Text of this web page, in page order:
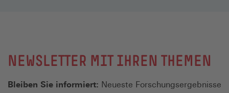
NEWSLETTER MIT IHREN THEMEN
Bleiben Sie informiert: Neueste Forschungsergebnisse